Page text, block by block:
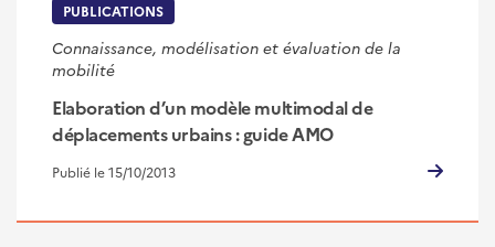
PUBLICATIONS
Connaissance, modélisation et évaluation de la
mobilité
Elaboration d’un modèle multimodal de
déplacements urbains : guide AMO
Publié le 15/10/2013